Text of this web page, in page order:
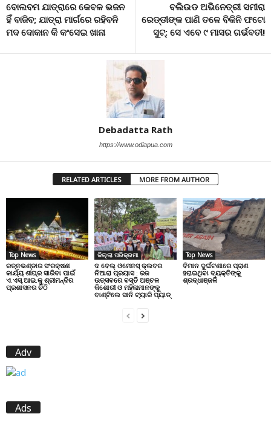
ବୋଲବମ ଯାତ୍ରାରେ କେବଳ ଭଜନ
ହିଁ ବାଜିବ; ଯାତ୍ରା ମାର୍ଗରେ ରହିବନି
ମଦ ଦୋକାନ କି କଂସେଇ ଖାନା
ବଲିଉଡ ଅଭିନେତ୍ରୀ ସମୀରା
ରେଡ୍ଡୀଙ୍କ ପାଣି ତଳେ ବିକିନି ଫଟୋ
ସୁଟ୍: ସେ ଏବେ ୯ ମାସର ଗର୍ଭବତୀ!
Debadatta Rath
https://www.odiapua.com
RELATED ARTICLES MORE FROM AUTHOR
Top News
ରତ୍ନଭଣ୍ଡାର ସଂରକ୍ଷଣ
କାର୍ଯ୍ୟ ଶୀଘ୍ର ସାରିବା ପାଇଁ
ଏ.ଏସ୍.ଆଇ.କୁ ଶ୍ରୀମନ୍ଦିର
ପ୍ରଶାସନର ଚିଠି
ଜିଲ୍ଲା ପରିକ୍ରମା
ଦ ବେଲ୍ ଓମେନସ୍ କ୍ଲବର
ନିଆରା ପ୍ରୟାସ : ରଜ
ଉତ୍ସବରେ ବସ୍ତି ଅଞ୍ଚଳ
କିଶୋରୀ ଓ ମହିଳାମାନଙ୍କୁ
ବାଣ୍ଟିଲେ ସାନି ଟ୍ୟାରି ପ୍ୟାଡ୍
Top News
ବିମାନ ଦୁର୍ଘଟଣାରେ ପ୍ରାଣ
ହରାଇଥିବା ବ୍ୟକ୍ତିଙ୍କୁ
ଶ୍ରଦ୍ଧାଞ୍ଜଳି
Adv
Ads